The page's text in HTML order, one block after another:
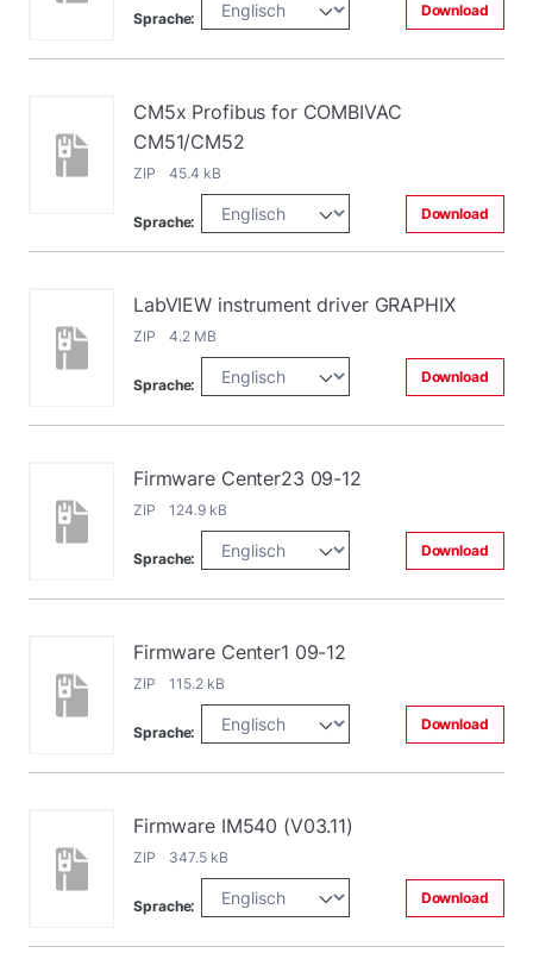
Sprache: Download
CM5x Profibus for COMBIVAC
CM51/CM52
ZIP 45.4 kB
Sprache: Download
LabVIEW instrument driver GRAPHIX
ZIP 4.2 MB
Sprache: Download
Firmware Center23 09-12
ZIP 124.9 kB
Sprache: Download
Firmware Center1 09-12
ZIP 115.2 kB
Sprache: Download
Firmware IM540 (V03.11)
ZIP 347.5 kB
Sprache: Download